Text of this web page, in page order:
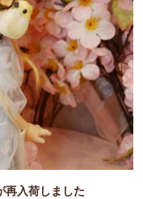
再入荷しました